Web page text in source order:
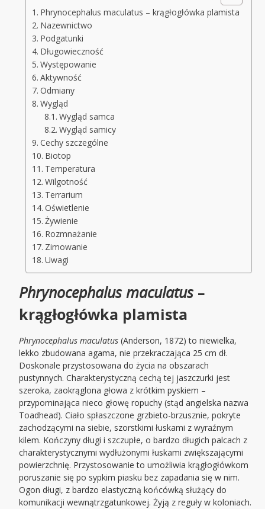
Phrynocephalus maculatus – krągłogłówka plamista
Nazewnictwo
Podgatunki
Długowieczność
Występowanie
Aktywność
Odmiany
Wygląd
Wygląd samca
Wygląd samicy
Cechy szczególne
Biotop
Temperatura
Wilgotność
Terrarium
Oświetlenie
Żywienie
Rozmnażanie
Zimowanie
Uwagi
Phrynocephalus maculatus–
krągłogłówka plamista
Phrynocephalus maculatus (Anderson, 1872) to niewielka,
lekko zbudowana agama, nie przekraczająca 25 cm dł.
Doskonale przystosowana do życia na obszarach
pustynnych. Charakterystyczną cechą tej jaszczurki jest
szeroka, zaokrąglona głowa z krótkim pyskiem –
przypominająca nieco głowę ropuchy (stąd angielska nazwa
Toadhead). Ciało spłaszczone grzbieto-brzusznie, pokryte
zachodzącymi na siebie, szorstkimi łuskami z wyraźnym
kilem. Kończyny długi i szczupłe, o bardzo długich palcach z
charakterystycznymi wydłużonymi łuskami zwiększającymi
powierzchnię. Przystosowanie to umożliwia krągłogłówkom
poruszanie się po sypkim piasku bez zapadania się w nim.
Ogon długi, z bardzo elastyczną końcówką służący do
komunikacji wewnątrzgatunkowej. Żyją z reguły w koloniach.